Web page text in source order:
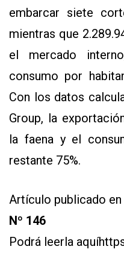
embarcar siete
mientras que
el mercado
consumo por
Con los datos
Group, la
la faena y el
restante 75%.
Artículo publicado en
Nº 146
Podrá leerla aquí